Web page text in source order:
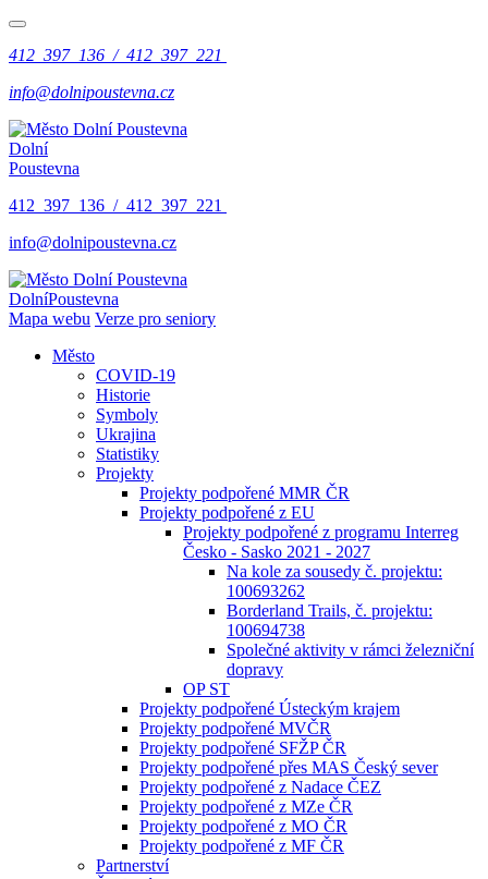
412 397 136 / 412 397 221
info@dolnipoustevna.cz
Dolní
Poustevna
412 397 136 / 412 397 221
info@dolnipoustevna.cz
DolníPoustevna
Mapa webu Verze pro seniory
Město
COVID-19
Historie
Symboly
Ukrajina
Statistiky
Projekty
Projekty podpořené MMR ČR
Projekty podpořené z EU
Projekty podpořené z programu Interreg
Česko - Sasko 2021 - 2027
Na kole za sousedy č. projektu:
100693262
Borderland Trails, č. projektu:
100694738
Společné aktivity v rámci železniční
dopravy
OP ST
Projekty podpořené Ústeckým krajem
Projekty podpořené MVČR
Projekty podpořené SFŽP ČR
Projekty podpořené přes MAS Český sever
Projekty podpořené z Nadace ČEZ
Projekty podpořené z MZe ČR
Projekty podpořené z MO ČR
Projekty podpořené z MF ČR
Partnerství